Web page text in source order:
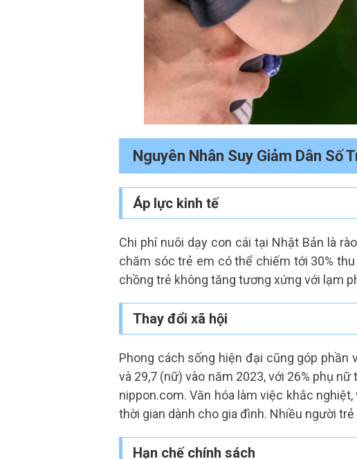
Nguyên Nhân Suy Giảm Dân Số
Áp lực kinh tế
Chi phí nuôi dạy con cái tại Nhật Bản là
chăm sóc trẻ em có thể chiếm tới 30%
chồng trẻ không tăng tương xứng với lạm
Thay đổi xã hội
Phong cách sống hiện đại cũng góp phần
và 29,7 (nữ) vào năm 2023, với 26% phụ
nippon.com. Văn hóa làm việc khắc
thời gian dành cho gia đình. Nhiều người
Hạn chế chính sách